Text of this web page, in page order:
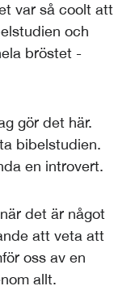
var så coolt att
och
bröstet -
gör det här.
bibelstudien.
en introvert.
det är något
att veta att
oss av en
allt.